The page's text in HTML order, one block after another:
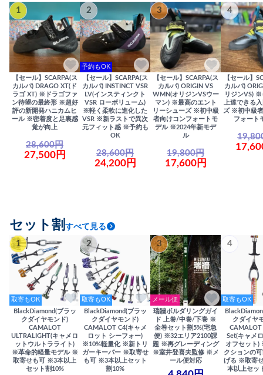
1
【セール】SCARPA(ス
カルパ) DRAGO XT(ド
ラゴ XT) ※ドラゴファ
ン待望の最終形 ※超好
評の新開発ハニカムヒ
ール ※密着度と足裏感
覚が向上
28,600円
27,500円
2
予約もOK
【セール】SCARPA(ス
カルパ) INSTINCT VSR
LV(インスティンクト
VSR ローボリューム)
※軽く柔軟に進化した
VSR ※新ラストで異次
元フィット感 ※予約も
OK
28,600円
24,200円
3
【セール】SCARPA(ス
カルパ) ORIGIN VS
WMN(オリジンVSウー
マン) ※最高のエント
リーシューズ ※初中級
者向けコンフォートモ
デル ※2024年新モデ
ル
19,800円
17,600円
4
【セール】
カルパ)
リジンVS) ※
上達できる
ズ ※初中級
フォート
セット割 すべて見る
1
取寄もOK
BlackDiamond(ブラッ
クダイヤモンド)
CAMALOT
ULTRALIGHT(キャメロ
ットウルトラライト)
※革命的軽量モデル ※
取寄せも可 ※3本以上
セット割10%
2
取寄もOK
BlackDiamond(ブラッ
クダイヤモンド)
CAMALOT C4(キャメ
ロット シーフォー)
※10%軽量化 ※新トリ
ガーキーパー ※取寄せ
も可 ※3本以上セット
割10%
3
メール便
瑞牆ボルダリングガイ
ド 上巻/中巻/下巻 ※
全巻セット割5%(宅急
便) ※32エリア2100課
題 ※再グレーディング
※室井登喜夫監修 ※メ
ール便対応
4
取寄もOK
クダイヤ
Set(キャメ
オフセット)
クションの
げる ※取寄
本以上セッ